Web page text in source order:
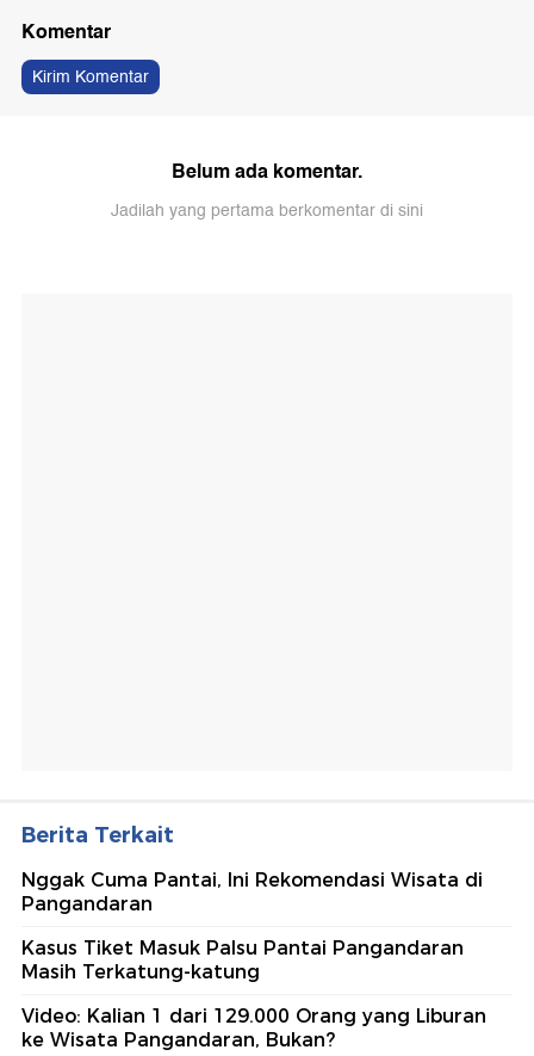
Komentar
Kirim Komentar
Belum ada komentar.
Jadilah yang pertama berkomentar di sini
Berita Terkait
Nggak Cuma Pantai, Ini Rekomendasi Wisata di
Pangandaran
Kasus Tiket Masuk Palsu Pantai Pangandaran
Masih Terkatung-katung
Video: Kalian 1 dari 129.000 Orang yang Liburan
ke Wisata Pangandaran, Bukan?